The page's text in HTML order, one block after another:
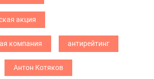
акция
компания антирейтинг
Антон Котяков